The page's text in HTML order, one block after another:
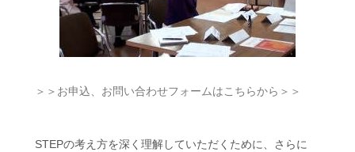
＞＞お申込、お問い合わせフォームはこちらから＞＞
STEPの考え方を深く理解していただくために、さらに